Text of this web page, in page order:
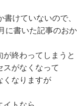
書けていないので、
に書いた記事のお
が終わってしまうと
スがなくなって
くなりますが